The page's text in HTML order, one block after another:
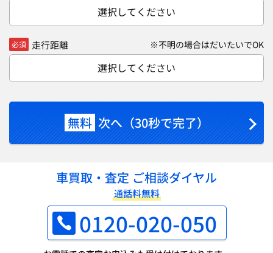
選択してください
必須 走行距離 ※不明の場合はだいたいでOK
選択してください
無料 次へ（30秒で完了）
車買取・査定 ご相談ダイヤル
通話料無料
0120-020-050